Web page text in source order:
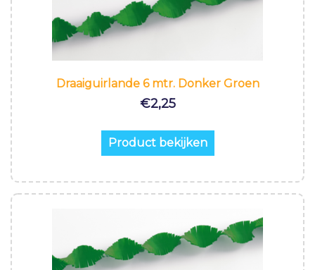
Draaiguirlande 6 mtr. Donker Groen
€2,25
Product bekijken